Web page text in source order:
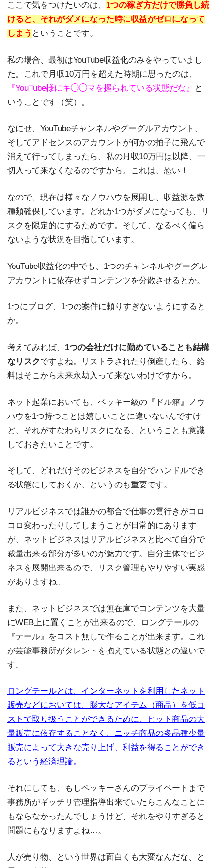
ここで気をつけたいのは、 1つの稼ぎ方だけで勝負し続
けると、それがダメになった時に収益がゼロになって
しまう ということです。
私の場合、最初はYouTube収益化のみをやっていまし
た。これで月収10万円を超えた時期に思ったのは、
『YouTube様にキ◯◯マを握られている状態だな』
と
いうことです（笑）。
なにせ、YouTubeチャンネルやグーグルアカウント、
そしてアドセンスのアカウントが何かの拍子に飛んで
消えて行ってしまったら、私の月収10万円は以降、一
切入って来なくなるのですから。これは、恐い！
なので、現在は様々なノウハウを展開し、収益源を数
種類確保しています。どれか1つがダメになっても、リ
スクを限定的にするためです。そして、なるべく偏ら
ないような状況を目指しています。
YouTube収益化の中でも、1つのチャンネルやグーグル
アカウントに依存せずコンテンツを分散させるとか。
1つにブログ、1つの案件に頼りすぎないようにすると
か。
考えてみれば、 1つの会社だけに勤めていることも結構
なリスクですよね。リストラされたり倒産したら、給
料はそこから未来永劫入って来ないわけですから。
ネット起業においても、ベッキー級の『ドル箱』ノウ
ハウを1つ持つことは嬉しいことに違いないんですけ
ど、それがすなわちリスクになる、ということも意識
しておきたいことです。
そして、どれだけそのビジネスを自分でハンドルでき
る状態にしておくか、というのも重要です。
リアルビジネスでは誰かの都合で仕事の雲行きがコロ
コロ変わったりしてしまうことが日常的にあります
が、ネットビジネスはリアルビジネスと比べて自分で
裁量出来る部分が多いのが魅力です。自分主体でビジ
ネスを展開出来るので、リスク管理もやりやすい実感
がありますね。
また、ネットビジネスでは無在庫でコンテンツを大量
にWEB上に置くことが出来るので、ロングテールの
『テール』をコスト無しで作ることが出来ます。これ
が芸能事務所がタレントを抱えている状態との違いで
す。
ロングテールとは、インターネットを利用したネット
販売などにおいては、膨大なアイテム（商品）を低コ
ストで取り扱うことができるために、ヒット商品の大
量販売に依存することなく、ニッチ商品の多品種少量
販売によって大きな売り上げ、利益を得ることができ
るという経済理論。
それにしても、もしベッキーさんのプライベートまで
事務所がギッチリ管理指導出来ていたらこんなことに
もならなかったんでしょうけど、それをやりすぎると
問題にもなりますよね…。
人が売り物、という世界は面白くも大変なんだな、と